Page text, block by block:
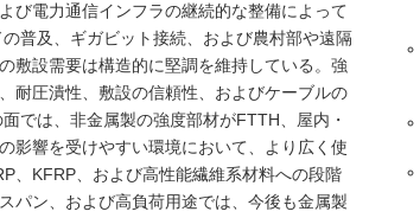
び電力通信インフラの継続的な整備によって
普及、ギガビット接続、および農村部や遠隔
敷設需要は構造的に堅調を維持している。強
耐圧潰性、敷設の信頼性、およびケーブルの
では、非金属製の強度部材がFTTH、屋内・
影響を受けやすい環境において、より広く使
、KFRP、および高性能繊維系材料への段階
パン、および高負荷用途では、今後も金属製